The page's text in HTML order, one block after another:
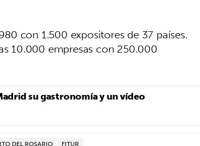
con 1.500 expositores de 37 países.
10.000 empresas con 250.000
su gastronomía y un vídeo
DEL ROSARIO FITUR